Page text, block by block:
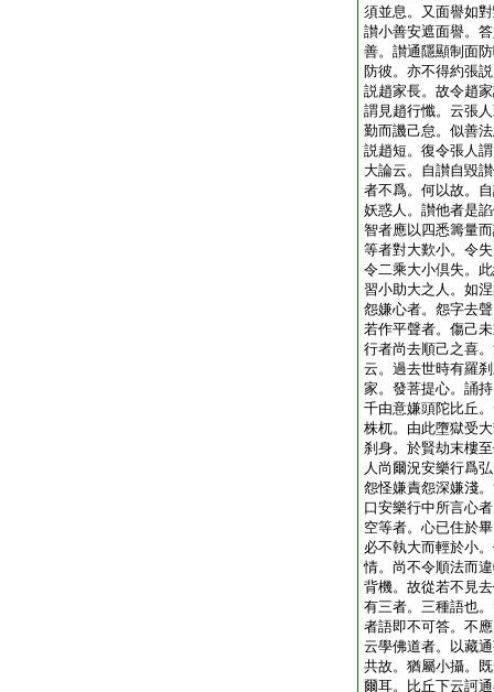
須並息。又面譽如
讃小善安遮面譽。
善。讃通隱顯制面
防彼。亦不得約張
説趙家長。故令趙
謂見趙行懺。云張
勤而譏己怠。似善
説趙短。復令張人
大論云。自讃自毀
者不爲。何以故。
妖惑人。讃他者是
智者應以四悉籌量
等者對大歎小。令
令二乘大小倶失。
習小助大之人。如
怨嫌心者。怨字去
若作平聲者。傷己
行者尚去順己之喜
云。過去世時有羅
家。發菩提心。誦
千由意嫌頭陀比丘
株杌。由此墮獄受
刹身。於賢劫末樓
人尚爾況安樂行爲
怨怪嫌責怨深嫌淺
口安樂行中所言心
空等者。心已住於
必不執大而輕於小
情。尚不令順法而
背機。故從若不見
有三者。三種語也
者語即不可答。不
云學佛道者。以藏
共故。猶屬小攝。
爾耳。比丘下云訶